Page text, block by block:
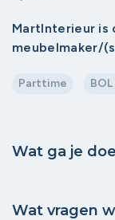
MartInterieur is
meubelmaker/
Parttime
Wat ga je
Wat vragen